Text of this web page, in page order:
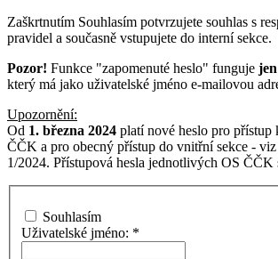
Zaškrtnutím Souhlasím potvrzujete souhlas s
pravidel a současně vstupujete do interní sekce.
Pozor! Funkce "zapomenuté heslo" funguje
který má jako uživatelské jméno e-mailovou
Upozornění:
Od 1. března 2024 platí nové heslo pro přístup
ČČK a pro obecný přístup do vnitřní sekce -
1/2024. Přístupová hesla jednotlivých OS ČČK
Souhlasím
Uživatelské jméno: *